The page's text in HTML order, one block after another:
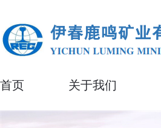
首页 关于我们